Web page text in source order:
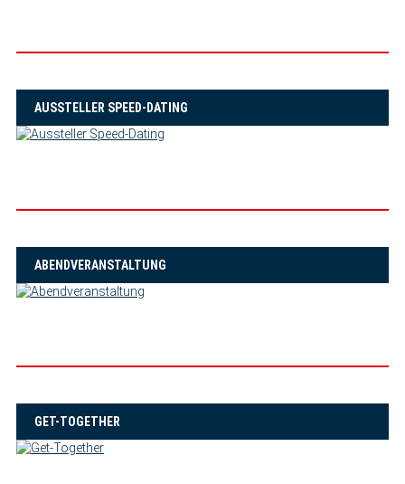
AUSSTELLER SPEED-DATING
ABENDVERANSTALTUNG
GET-TOGETHER